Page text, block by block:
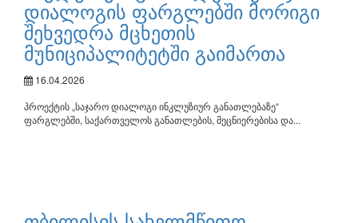
დიალოგის ფარგლებში მორიგი
შეხვედრა მცხეთის
მუნიციპალიტეტში გაიმართა
16.04.2026
პროექტის „საჯარო დიალოგი ინკლუზიურ განათლებაზე“
ფარგლებში, საქართველოს განათლების, მეცნიერებისა და...